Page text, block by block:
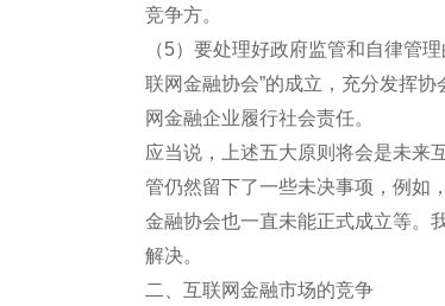
竞争方。
（5）要处理好政府监管和自律管
联网金融协会”的成立，充分发挥
网金融企业履行社会责任。
应当说，上述五大原则将会是未来
管仍然留下了一些未决事项，例如
金融协会也一直未能正式成立等。
解决。
二、互联网金融市场的竞争